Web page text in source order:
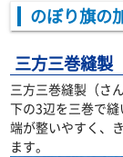
のぼり旗の
三方三巻縫製
三方三巻縫製（さ
下の3辺を三巻で縫
端が整いやすく、
ます。